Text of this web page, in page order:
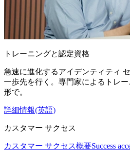
トレーニングと認定資格
急速に進化するアイデンティティ
一歩先を行く。専門家によるトレ
形で。
詳細情報(英語)
カスタマー サクセス
カスタマー サクセス概要Success